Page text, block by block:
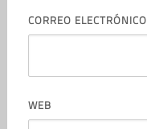
CORREO ELECTRÓNICO
WEB